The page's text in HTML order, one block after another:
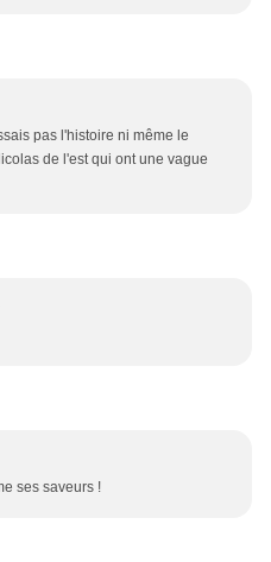
pas l'histoire ni même le
de l'est qui ont une vague
ses saveurs !